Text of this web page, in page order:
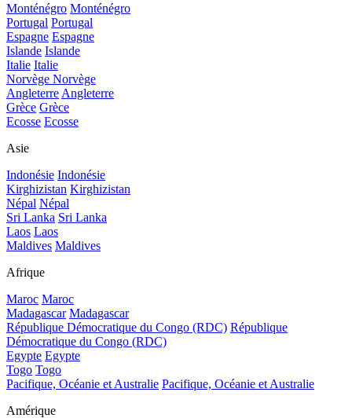
Monténégro Monténégro
Portugal Portugal
Espagne Espagne
Islande Islande
Italie Italie
Norvège Norvège
Angleterre Angleterre
Grèce Grèce
Ecosse Ecosse
Asie
Indonésie Indonésie
Kirghizistan Kirghizistan
Népal Népal
Sri Lanka Sri Lanka
Laos Laos
Maldives Maldives
Afrique
Maroc Maroc
Madagascar Madagascar
République Démocratique du Congo (RDC) République
Démocratique du Congo (RDC)
Egypte Egypte
Togo Togo
Pacifique, Océanie et Australie Pacifique, Océanie et Australie
Amérique